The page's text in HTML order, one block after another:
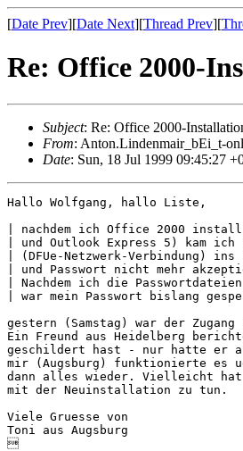
[Date Prev][Date Next][Thread Prev][
Re: Office 2000-
Subject: Re: Office 2000-
From: Anton.Lindenmair_bEi_t-
Date: Sun, 18 Jul 1999 09:45:27
Hallo Wolfgang, hallo Liste,
| nachdem ich Office 2000
| und Outlook Express 5) kam
| (DFUe-Netzwerk-Verbindung)
| und Passwort nicht mehr
| Nachdem ich die
| war mein Passwort bislang
gestern (Samstag) war der
Ein Freund aus Heidelberg
geschildert hast - nur hatte er
mir (Augsburg) funktionierte es
dann alles wieder. Vielleicht hat
mit der Neuinstallation zu tun.
Viele Gruesse von
Toni aus Augsburg
